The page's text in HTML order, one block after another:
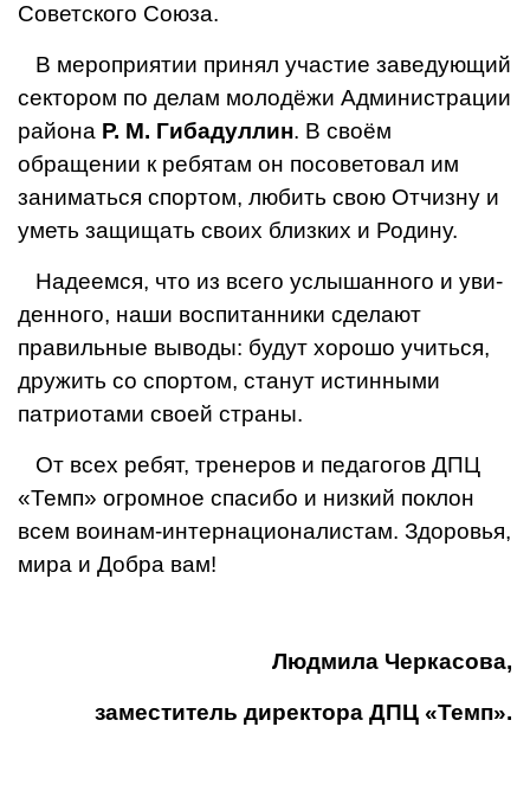
Советского Союза.
В мероприятии при­нял участие заведую­щий
сектором по делам молодёжи Админи­страции
района Р. М. Гибадуллин. В сво­ём
обращении к ребя­там он посоветовал им
заниматься спортом, любить свою Отчизну и
уметь защищать своих близких и Родину.
Надеемся, что из всего услышанного и уви­
денного, наши воспитанники сделают
правильные выводы: будут хорошо учиться,
дру­жить со спортом, станут истинными
патриота­ми своей страны.
От всех ребят, тренеров и педагогов ДПЦ
«Темп» огромное спасибо и низкий поклон
всем воинам-интернационалистам. Здоровья,
мира и Добра вам!
Людмила Черкасова,
заместитель директора ДПЦ «Темп».